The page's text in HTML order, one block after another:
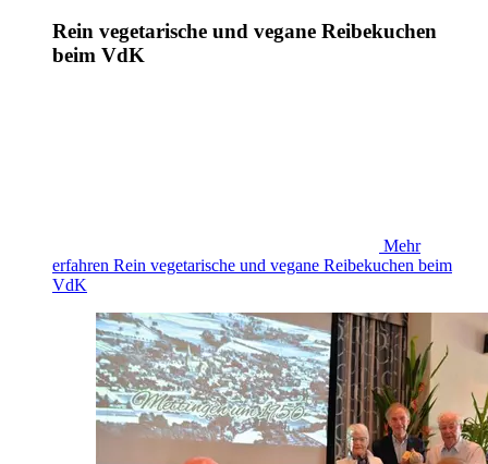
Rein vegetarische und vegane Reibekuchen
beim VdK
Mehr
erfahren Rein vegetarische und vegane Reibekuchen beim
VdK